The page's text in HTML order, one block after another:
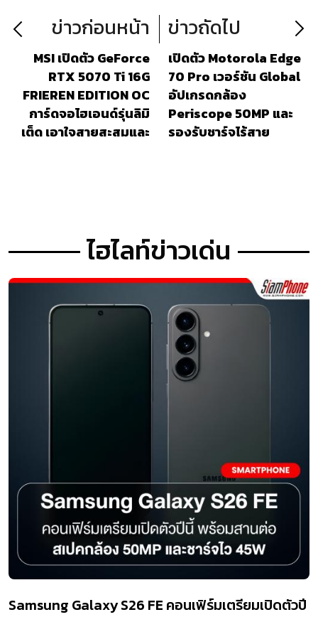
ข่าวก่อนหน้า
MSI เปิดตัว GeForce
RTX 5070 Ti 16G
FRIEREN EDITION OC
การ์ดจอไฮเอนด์รุ่นลิมิ
เต็ด เอาใจสายสะสมและ
ข่าวถัดไป
เปิดตัว Motorola Edge
70 Pro เวอร์ชัน Global
อัปเกรดกล้อง
Periscope 50MP และ
รองรับชาร์จไร้สาย
ไฮไลท์ข่าวเด่น
Samsung Galaxy S26 FE คอนเฟิร์มเตรียมเปิดตัวปี